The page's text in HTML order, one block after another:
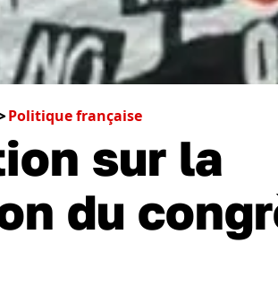
Politique française
sur la
du